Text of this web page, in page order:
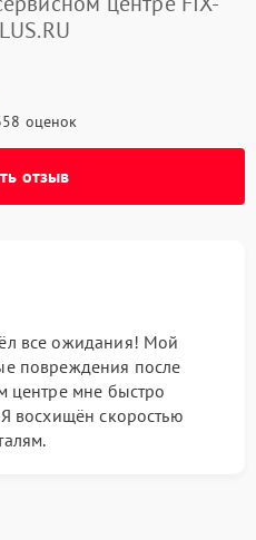
оценок
отзыв
все ожидания! Мой
повреждения после
центре мне быстро
восхищён скоростью